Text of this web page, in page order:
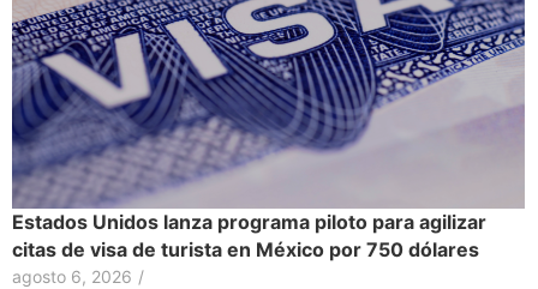
Estados Unidos lanza programa piloto para agilizar
citas de visa de turista en México por 750 dólares
agosto 6, 2026 /